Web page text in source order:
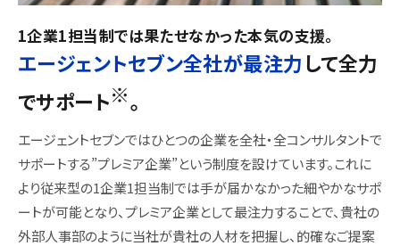
1企業1担当制では果たせなかった本気の支援。
エージェントセブン全社が最注力して全力
でサポート※。
エージェントセブンではひとつの企業を全社・全コンサルタントで
サポートする”プレミア企業”という制度を設けています。これに
より従来型の1企業1担当制では手が届かなかった細やかなサポ
ートが可能となり、プレミア企業として最注力することで、貴社の
外部人事部のように当社が貴社の人材を把握し、的確なご提案